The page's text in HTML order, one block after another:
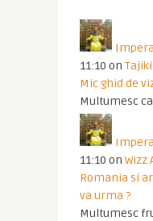
11:10 on
Mic ghid de
Multumesc
11:10 on Wizz
Romania si
va urma ?
Multumesc